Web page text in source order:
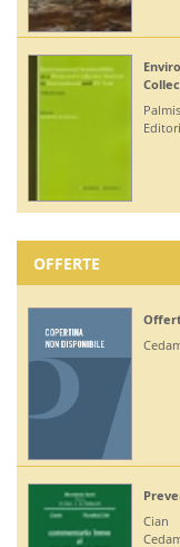
Collective
Palmisano
Editoriale
OFFERTE
Offerta
Cedam - €
Cedam - €